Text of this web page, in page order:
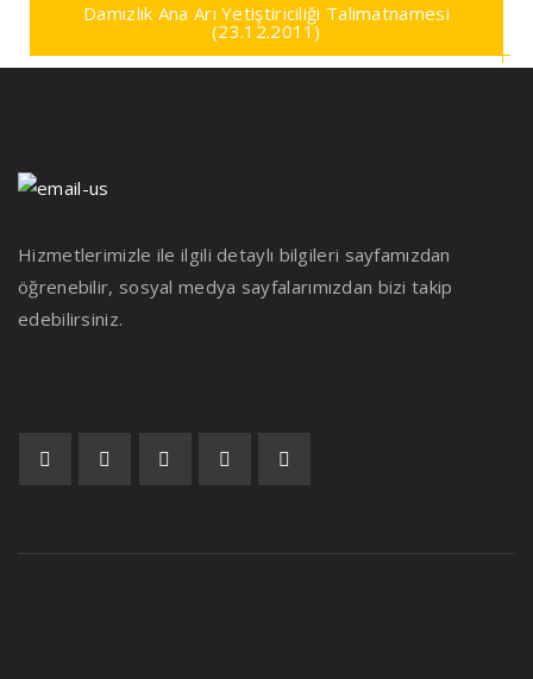
Damızlık Ana Arı Yetiştiriciliği Talimatnamesi
(23.12.2011)
Hizmetlerimizle ile ilgili detaylı bilgileri sayfamızdan
öğrenebilir, sosyal medya sayfalarımızdan bizi takip
edebilirsiniz.